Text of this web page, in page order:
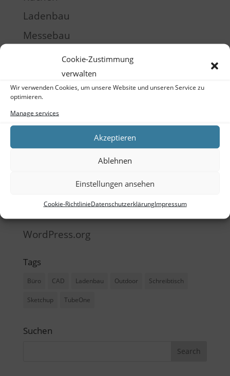
Cookie-Zustimmung
verwalten
Wir verwenden Cookies, um unsere Website und unseren Service zu
optimieren.
Manage services
Akzeptieren
Ablehnen
Einstellungen ansehen
Cookie-RichtlinieDatenschutzerklärungImpressum
Ladenbau
Messebau
Produktentwicklung
Raumgestaltung
Schulung
WordPress.org
Tags
Büro CAD Ladenbau Outdoor Schreibtisch
Sketchup TubeOne
Suchen